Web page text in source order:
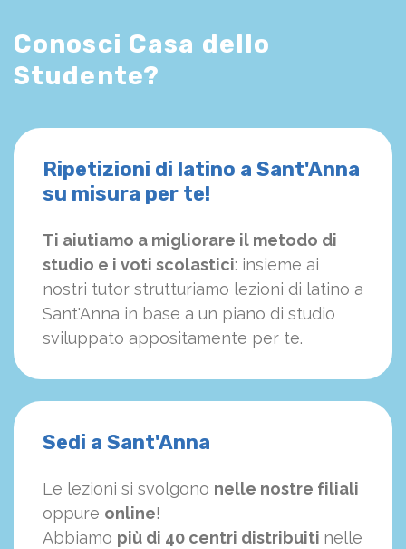
Conosci Casa dello
Studente?
Ripetizioni di latino a Sant'Anna
su misura per te!
Ti aiutiamo a migliorare il metodo di
studio e i voti scolastici: insieme ai
nostri tutor strutturiamo lezioni di latino a
Sant'Anna in base a un piano di studio
sviluppato appositamente per te.
Sedi a Sant'Anna
Le lezioni si svolgono nelle nostre filiali
oppure online!
Abbiamo più di 40 centri distribuiti nelle